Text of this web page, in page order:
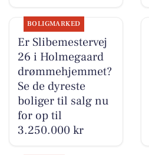
BOLIGMARKED
Er Slibemestervej
26 i Holmegaard
drømmehjemmet?
Se de dyreste
boliger til salg nu
for op til
3.250.000 kr